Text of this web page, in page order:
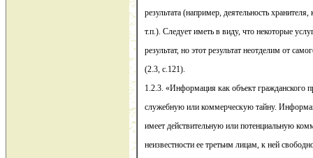
результата (например, деятельность
т.п.). Следует иметь в виду, что некоторые
результат, но этот результат неотделим от
(2.3, с.121).
1.2.3. «Информация как объект гражданского
служебную или коммерческую тайну.
имеет действительную или потенциальную
неизвестности ее третьим лицам, к ней